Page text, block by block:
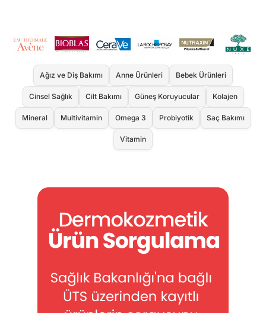
Ağız ve Diş Bakımı Anne Ürünleri Bebek Ürünleri
Cinsel Sağlık Cilt Bakımı Güneş Koruyucular Kolajen
Mineral Multivitamin Omega 3 Probiyotik Saç Bakımı
Vitamin